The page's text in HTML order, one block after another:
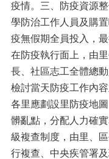
疫情。三、防疫資源
學防治工作人員及購
疫無假期全員投入，最
在防疫執行面上，由
長、社區志工全體總
檢討當天防疫工作內
各里應劃設里防疫地
髒亂點，分配人力確
級複查制度，由里、
行複查、中央疾管署